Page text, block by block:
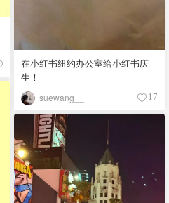
在小红书纽约办公室给小红书庆
生！
suewang__ 17